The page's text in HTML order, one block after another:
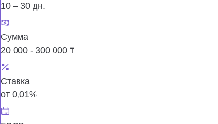
10 – 30 дн.
Сумма
20 000 - 300 000 ₸
Ставка
от 0,01%